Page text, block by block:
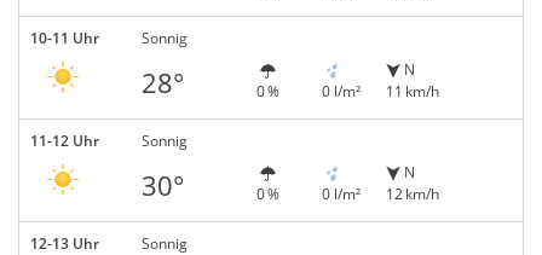
10-11 Uhr Sonnig
28° 0 % 0 l/m²
N
11 km/h
11-12 Uhr Sonnig
30° 0 % 0 l/m²
N
12 km/h
12-13 Uhr Sonnig